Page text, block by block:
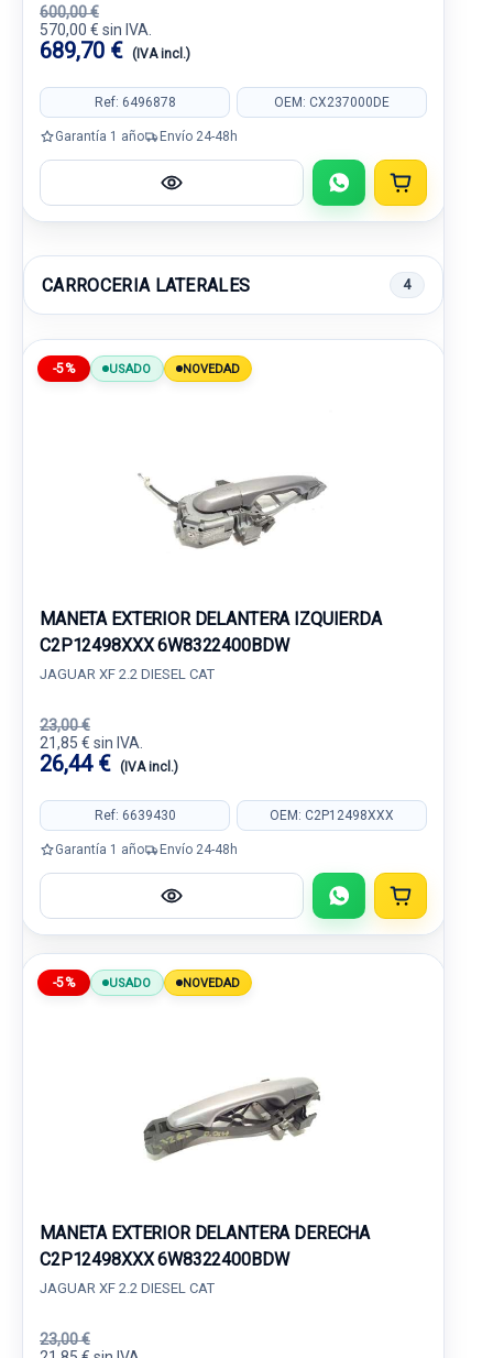
600,00 €
570,00 € sin IVA.
689,70 € (IVA incl.)
Ref: 6496878 OEM: CX237000DE
Garantía 1 año Envío 24-48h
CARROCERIA LATERALES 4
-5% USADO NOVEDAD
MANETA EXTERIOR DELANTERA IZQUIERDA
C2P12498XXX 6W8322400BDW
JAGUAR XF 2.2 DIESEL CAT
23,00 €
21,85 € sin IVA.
26,44 € (IVA incl.)
Ref: 6639430 OEM: C2P12498XXX
Garantía 1 año Envío 24-48h
-5% USADO NOVEDAD
MANETA EXTERIOR DELANTERA DERECHA
C2P12498XXX 6W8322400BDW
JAGUAR XF 2.2 DIESEL CAT
23,00 €